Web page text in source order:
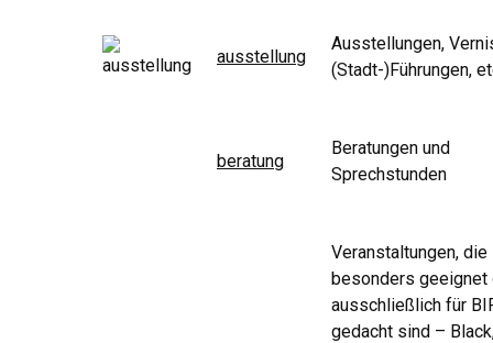
ausstellung
Ausstellungen,
(Stadt-)Führungen,
beratung
Beratungen und
Sprechstunden
Veranstaltungen, die
besonders geeignet
ausschließlich für
gedacht sind –